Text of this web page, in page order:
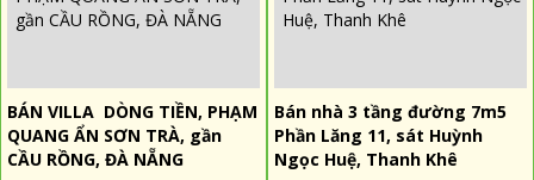
BÁN VILLA DÒNG TIỀN, PHẠM
QUANG ẨN SƠN TRÀ, gần
CẦU RỒNG, ĐÀ NẴNG
Bán nhà 3 tầng đường 7m5
Phần Lăng 11, sát Huỳnh
Ngọc Huệ, Thanh Khê